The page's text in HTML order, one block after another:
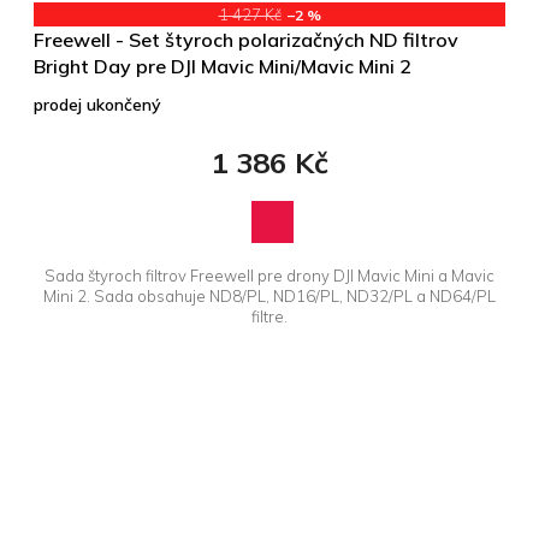
1 427 Kč –2 %
Freewell - Set štyroch polarizačných ND filtrov
Bright Day pre DJI Mavic Mini/Mavic Mini 2
prodej ukončený
1 386 Kč
Sada štyroch filtrov Freewell pre drony DJI Mavic Mini a Mavic
Mini 2. Sada obsahuje ND8/PL, ND16/PL, ND32/PL a ND64/PL
filtre.